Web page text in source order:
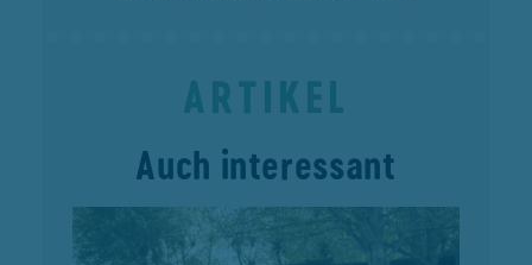
ARTIKEL
Auch interessant